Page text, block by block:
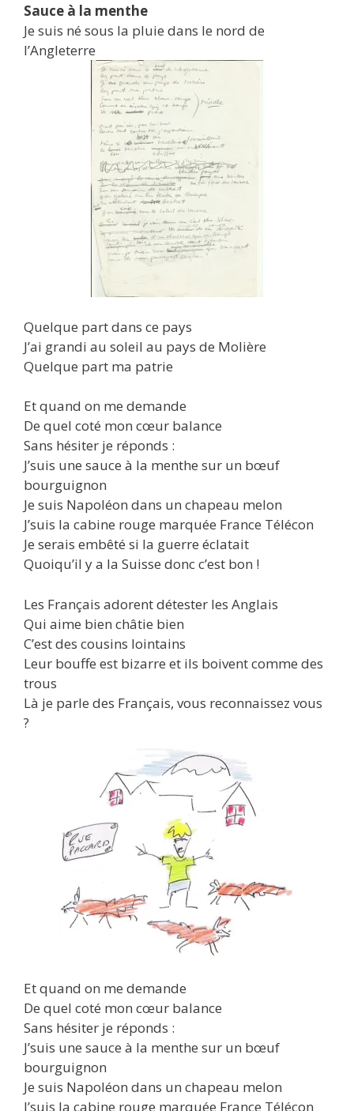
Sauce à la menthe
Je suis né sous la pluie dans le nord de
l’Angleterre
Quelque part dans ce pays
J’ai grandi au soleil au pays de Molière
Quelque part ma patrie
Et quand on me demande
De quel coté mon cœur balance
Sans hésiter je réponds :
J’suis une sauce à la menthe sur un bœuf
bourguignon
Je suis Napoléon dans un chapeau melon
J’suis la cabine rouge marquée France Télécon
Je serais embêté si la guerre éclatait
Quoiqu’il y a la Suisse donc c’est bon !
Les Français adorent détester les Anglais
Qui aime bien châtie bien
C’est des cousins lointains
Leur bouffe est bizarre et ils boivent comme des
trous
Là je parle des Français, vous reconnaissez vous
?
Et quand on me demande
De quel coté mon cœur balance
Sans hésiter je réponds :
J’suis une sauce à la menthe sur un bœuf
bourguignon
Je suis Napoléon dans un chapeau melon
J’suis la cabine rouge marquée France Télécon